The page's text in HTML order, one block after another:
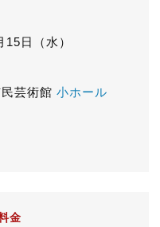
日（水）
芸術館 小ホール
金